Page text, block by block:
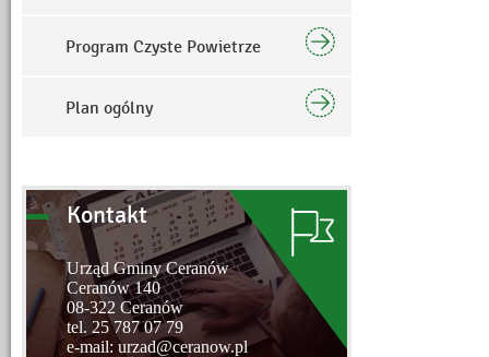
Program Czyste Powietrze
Plan ogólny
Kontakt
Urząd Gminy Ceranów
Ceranów 140
08-322 Ceranów
tel. 25 787 07 79
e-mail: urzad@ceranow.pl